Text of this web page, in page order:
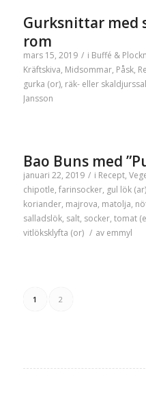
Gurksnittar med
rom
mars 15, 2019 / i Buffé &
Kräftskiva, Midsommar, Påsk,
gurka (or), räk- eller
Jansson
Bao Buns med
januari 22, 2019 / i Recept,
chipotle, farinsocker, gul lök (ar)
koriander, majrova, matolja,
salladslök, salt, socker, tomat
vitlöksklyfta (or) / av emmyl
1 2